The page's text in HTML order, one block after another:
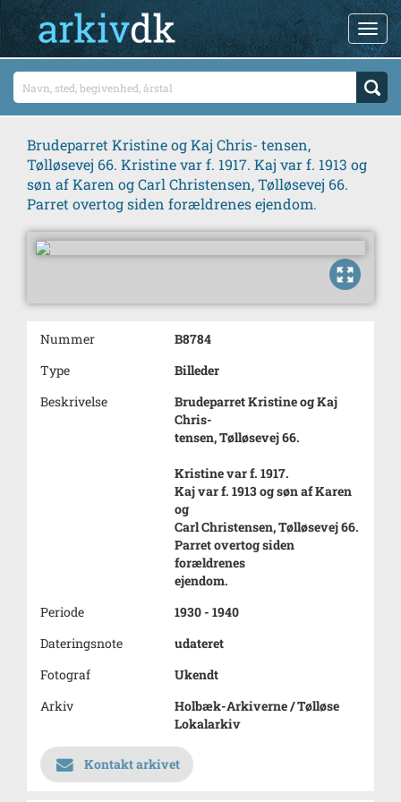
Brudeparret Kristine og Kaj Chris- tensen,
Tølløsevej 66. Kristine var f. 1917. Kaj var f. 1913 og
søn af Karen og Carl Christensen, Tølløsevej 66.
Parret overtog siden forældrenes ejendom.
Nummer
B8784
Type
Billeder
Beskrivelse
Brudeparret Kristine og Kaj
Chris-
tensen, Tølløsevej 66.
Kristine var f. 1917.
Kaj var f. 1913 og søn af Karen
og
Carl Christensen, Tølløsevej 66.
Parret overtog siden
forældrenes
ejendom.
Periode
1930 - 1940
Dateringsnote
udateret
Fotograf
Ukendt
Arkiv
Holbæk-Arkiverne / Tølløse
Lokalarkiv
Kontakt arkivet